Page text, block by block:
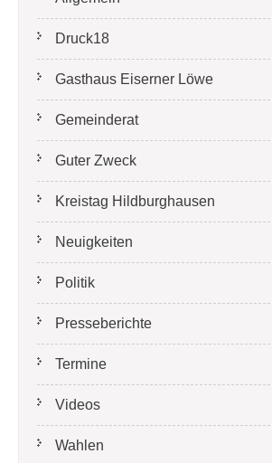
Druck18
Gasthaus Eiserner Löwe
Gemeinderat
Guter Zweck
Kreistag Hildburghausen
Neuigkeiten
Politik
Presseberichte
Termine
Videos
Wahlen